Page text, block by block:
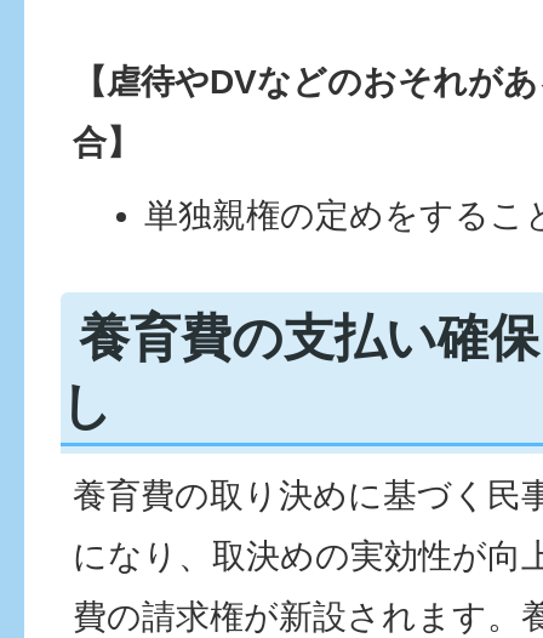
【虐待やDVなどのおそれが
合】
単独親権の定めをするこ
養育費の支払い確
し
養育費の取り決めに基づく民
になり、取決めの実効性が向
費の請求権が新設されます。